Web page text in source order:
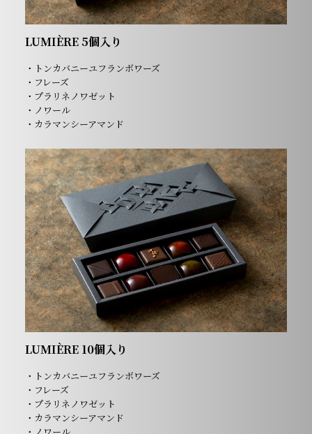
LUMIÈRE 5個入り
・トンカバニーユフランボワーズ
・フレーズ
・プラリネノワゼット
・ノワール
・カラマンシーアマンド
LUMIÈRE 10個入り
・トンカバニーユフランボワーズ
・フレーズ
・プラリネノワゼット
・カラマンシーアマンド